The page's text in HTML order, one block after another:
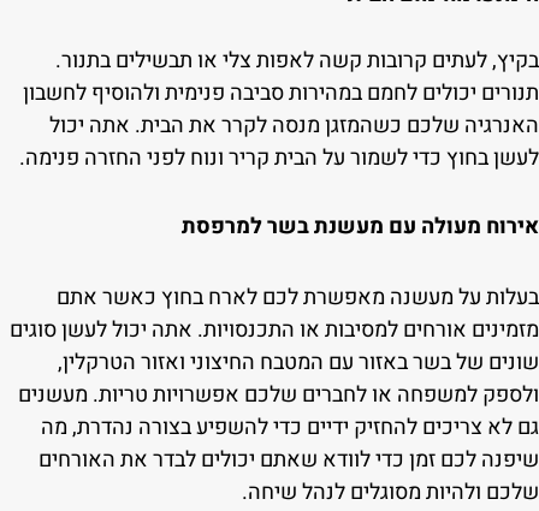
בקיץ, לעתים קרובות קשה לאפות צלי או תבשילים בתנור.
תנורים יכולים לחמם במהירות סביבה פנימית ולהוסיף לחשבון
האנרגיה שלכם כשהמזגן מנסה לקרר את הבית. אתה יכול
לעשן בחוץ כדי לשמור על הבית קריר ונוח לפני החזרה פנימה.
אירוח מעולה עם מעשנת בשר למרפסת
בעלות על מעשנה מאפשרת לכם לארח בחוץ כאשר אתם
מזמינים אורחים למסיבות או התכנסויות. אתה יכול לעשן סוגים
שונים של בשר באזור עם המטבח החיצוני ואזור הטרקלין,
ולספק למשפחה או לחברים שלכם אפשרויות טריות. מעשנים
גם לא צריכים להחזיק ידיים כדי להשפיע בצורה נהדרת, מה
שיפנה לכם זמן כדי לוודא שאתם יכולים לבדר את האורחים
שלכם ולהיות מסוגלים לנהל שיחה.